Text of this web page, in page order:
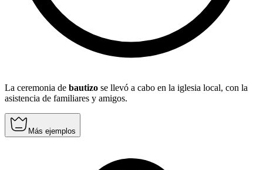
La ceremonia de bautizo se llevó a cabo en la iglesia local, con la
asistencia de familiares y amigos.
Más ejemplos